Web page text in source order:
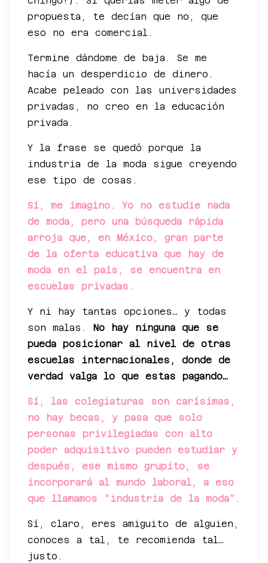
propuesta, te decían que no, que
eso no era comercial.
Termine dándome de baja. Se me
hacía un desperdicio de dinero.
Acabe peleado con las universidades
privadas, no creo en la educación
privada.
Y la frase se quedó porque la
industria de la moda sigue creyendo
ese tipo de cosas.
Sí, me imagino. Yo no estudie nada
de moda, pero una búsqueda rápida
arroja que, en México, gran parte
de la oferta educativa que hay de
moda en el país, se encuentra en
escuelas privadas.
Y ni hay tantas opciones… y todas
son malas. No hay ninguna que se
pueda posicionar al nivel de otras
escuelas internacionales, donde de
verdad valga lo que estas pagando…
Sí, las colegiaturas son carísimas,
no hay becas, y pasa que solo
personas privilegiadas con alto
poder adquisitivo pueden estudiar y
después, ese mismo grupito, se
incorporará al mundo laboral, a eso
que llamamos “industria de la moda”.
Sí, claro, eres amiguito de alguien,
conoces a tal, te recomienda tal…
justo.